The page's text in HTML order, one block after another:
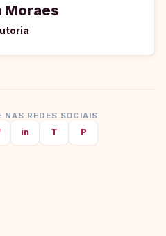
Moraes
NAS REDES SOCIAIS
in T P